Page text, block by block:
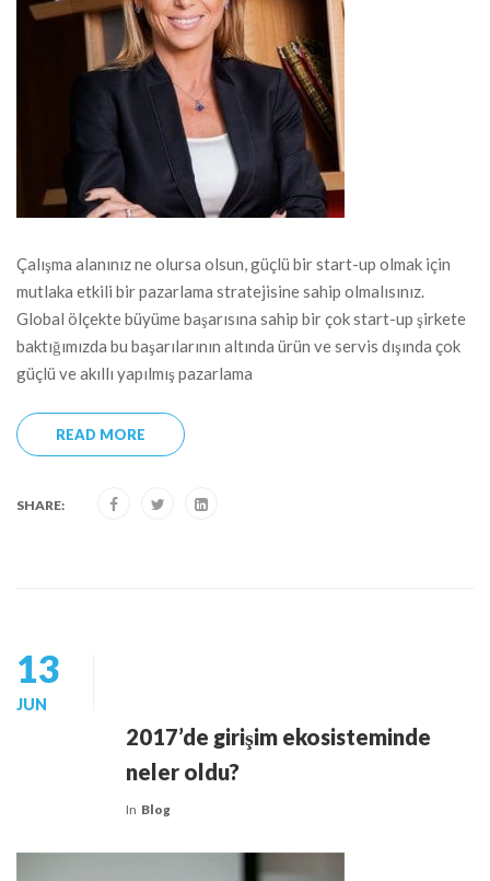
Çalışma alanınız ne olursa olsun, güçlü bir start-up olmak için
mutlaka etkili bir pazarlama stratejisine sahip olmalısınız.
Global ölçekte büyüme başarısına sahip bir çok start-up şirkete
baktığımızda bu başarılarının altında ürün ve servis dışında çok
güçlü ve akıllı yapılmış pazarlama
READ MORE
SHARE:
13
JUN
2017’de girişim ekosisteminde
neler oldu?
In Blog